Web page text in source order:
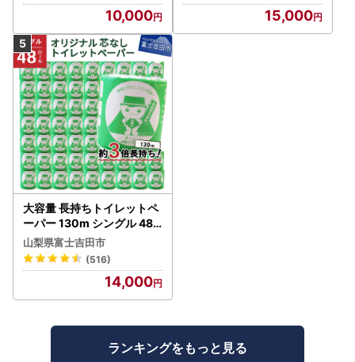
10,000 15,000
大容量 長持ちトイレットペ
ーパー 130m シングル 48R
芯なし 3倍巻 トイレット
山梨県富士吉田市
(516)
14,000
ランキングをもっと見る